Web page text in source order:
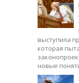
выступила
которая
новые